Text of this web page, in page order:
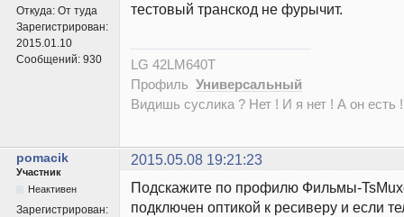
Откуда: От туда
Зарегистрирован:
2015.01.10
Сообщений: 930
тестовый транскод не фурычит.
LG 42LM640T
Профиль Универсальный
Видишь суслика ? Нет ! И я нет ! А он есть
pomacik 2015.05.08 19:21:23
Участник
Неактивен
Зарегистрирован:
Подскажите по профилю Фильмы-
подключен оптикой к ресиверу и если